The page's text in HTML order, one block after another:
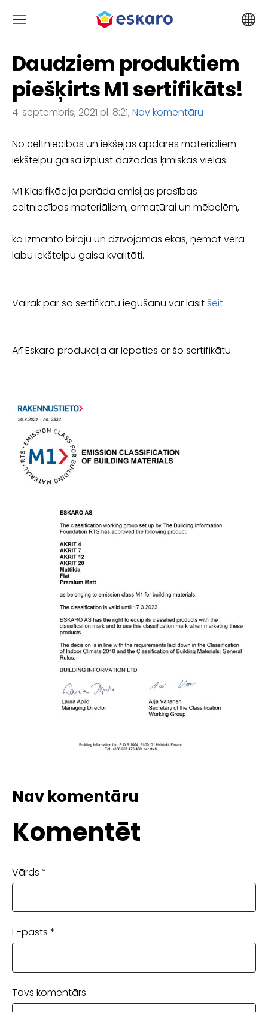
Daudziem produktiem
piešķirts M1 sertifikāts!
4. septembris, 2021 pl. 8:21, Nav komentāru
No celtniecības un iekšējās apdares materiāliem
iekštelpu gaisā izplūst dažādas ķīmiskas vielas.
M1 Klasifikācija parāda emisijas prasības
celtniecības materiāliem, armatūrai un mēbelēm,
ko izmanto biroju un dzīvojamās ēkās, ņemot vērā
labu iekštelpu gaisa kvalitāti.
Vairāk par šo sertifikātu iegūšanu var lasītšeit.
Arī Eskaro produkcija ar lepoties ar šo sertifikātu.
Nav komentāru
Komentēt
Vārds *
E-pasts *
Tavs komentārs